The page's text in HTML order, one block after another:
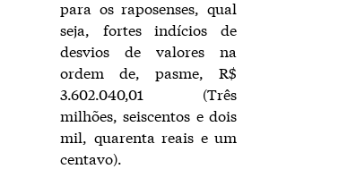
para os raposenses, qual
seja, fortes indícios de
desvios de valores na
ordem de, pasme, R$
3.602.040,01 (Três
milhões, seiscentos e dois
mil, quarenta reais e um
centavo).